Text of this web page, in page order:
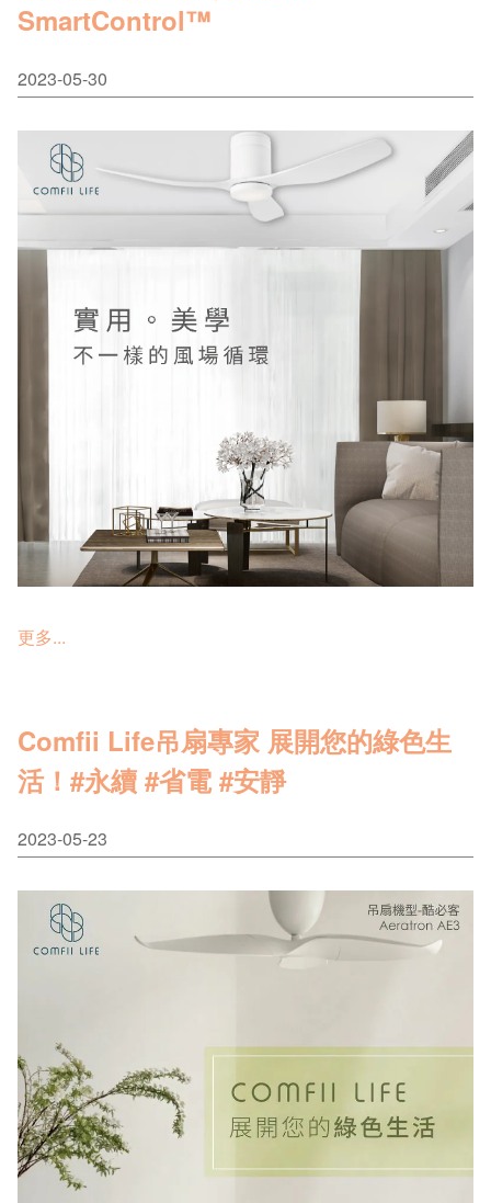
SmartControl™
2023-05-30
更多...
Comfii Life吊扇專家 展開您的綠色生
活！#永續 #省電 #安靜
2023-05-23